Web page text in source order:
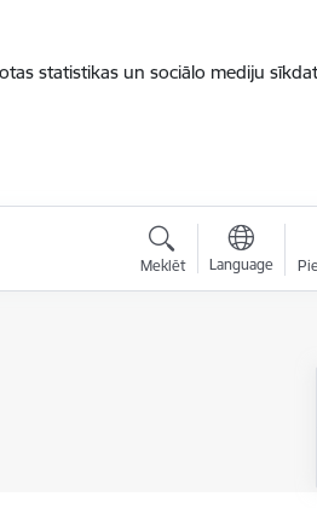
statistikas un sociālo mediju
Meklēt Language